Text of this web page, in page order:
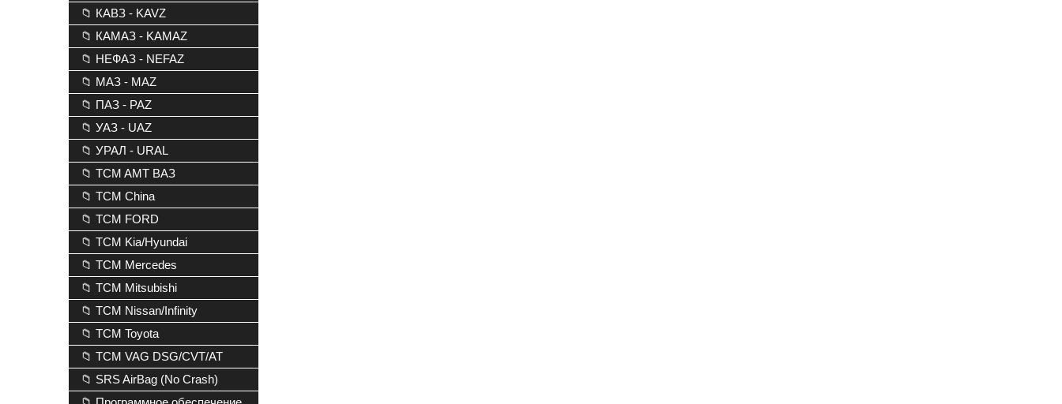
📁 КАВЗ - KAVZ
📁 КАМАЗ - KAMAZ
📁 НЕФАЗ - NEFAZ
📁 МАЗ - MAZ
📁 ПАЗ - PAZ
📁 УАЗ - UAZ
📁 УРАЛ - URAL
📁 TCM AMT ВАЗ
📁 TCM China
📁 TCM FORD
📁 TCM Kia/Hyundai
📁 TCM Mercedes
📁 TCM Mitsubishi
📁 TCM Nissan/Infinity
📁 TCM Toyota
📁 TCM VAG DSG/CVT/AT
📁 SRS AirBag (No Crash)